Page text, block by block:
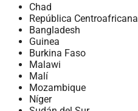
Chad
República Centroafricana
Bangladesh
Guinea
Burkina Faso
Malawi
Malí
Mozambique
Níger